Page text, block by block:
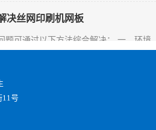
保持车间温度24&deg;C左右、湿度
是怎么实现的？
好；2、注塑前模及后模都要放IMD片
11号